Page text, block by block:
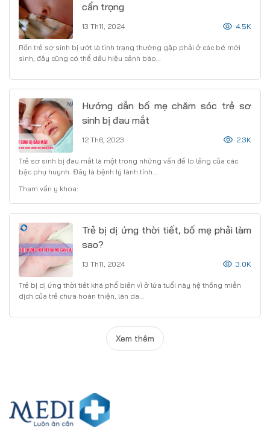
cẩn trọng
13 Th11, 2024 4.5K
Rốn trẻ sơ sinh bị ướt là tình trạng thường gặp phải ở các bé mới
sinh, đây cũng có thể dấu hiệu cảnh báo…
Hướng dẫn bố mẹ chăm sóc trẻ sơ
sinh bị đau mắt
12 Th6, 2023 2.3K
Trẻ sơ sinh bị đau mắt là một trong những vấn đề lo lắng của các
bậc phụ huynh. Đây là bệnh lý lành tính…
Tham vấn y khoa:
Trẻ bị dị ứng thời tiết, bố mẹ phải làm
sao?
13 Th11, 2024 3.0K
Trẻ bị dị ứng thời tiết khá phổ biến vì ở lứa tuổi này hệ thống miễn
dịch của trẻ chưa hoàn thiện, làn da…
Xem thêm